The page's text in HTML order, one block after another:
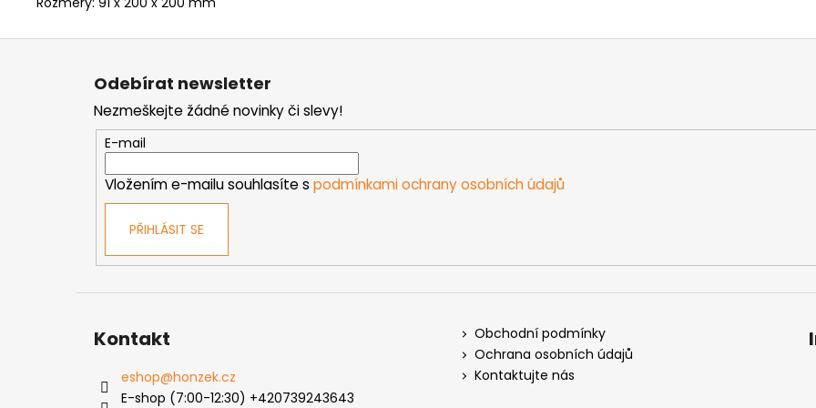
Z
Odebírat newsletter
Nezmeškejte žádné novinky či slevy!
E-mail
Vložením e-mailu souhlasíte s podmínkami ochrany osobních údajů
PŘIHLÁSIT SE
Kontakt
eshop@honzek.cz
E-shop (7:00-12:30) +420739243643
Obchodní podmínky
Ochrana osobních údajů
Kontaktujte nás